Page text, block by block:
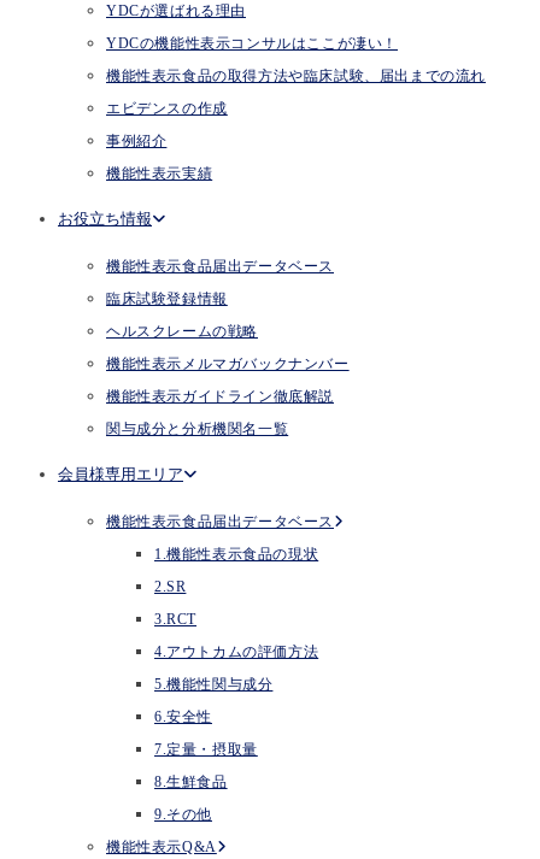
YDCが選ばれる理由
YDCの機能性表示コンサルはここが凄い！
機能性表示食品の取得方法や臨床試験、届出までの流れ
エビデンスの作成
事例紹介
機能性表示実績
お役立ち情報
機能性表示食品届出データベース
臨床試験登録情報
ヘルスクレームの戦略
機能性表示メルマガバックナンバー
機能性表示ガイドライン徹底解説
関与成分と分析機関名一覧
会員様専用エリア
機能性表示食品届出データベース
1.機能性表示食品の現状
2.SR
3.RCT
4.アウトカムの評価方法
5.機能性関与成分
6.安全性
7.定量・摂取量
8.生鮮食品
9.その他
機能性表示Q&A